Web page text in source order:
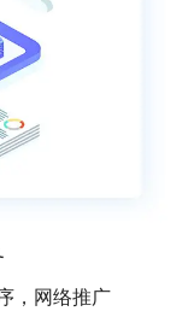
，网络推广